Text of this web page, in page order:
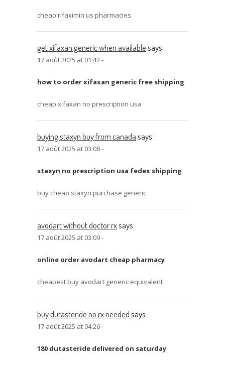
cheap rifaximin us pharmacies
get xifaxan generic when availablesays:
17 août 2025 at 01:42 -
how to order xifaxan generic free shipping
cheap xifaxan no prescription usa
buying staxyn buy from canadasays:
17 août 2025 at 03:08 -
staxyn no prescription usa fedex shipping
buy cheap staxyn purchase generic
avodart without doctor rxsays:
17 août 2025 at 03:09 -
online order avodart cheap pharmacy
cheapest buy avodart generic equivalent
buy dutasteride no rx neededsays:
17 août 2025 at 04:26 -
180 dutasteride delivered on saturday